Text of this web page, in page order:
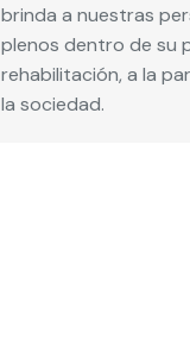
brinda a nuestras
plenos dentro de su
rehabilitación, a la
la sociedad.